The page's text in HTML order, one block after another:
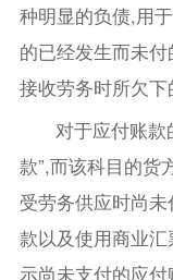
种明显的负债,用
的已经发生而未
接收劳务时所欠
对于应付账
款”,而该科目的货
受劳务供应时尚
款以及使用商业
示尚未支付的应付